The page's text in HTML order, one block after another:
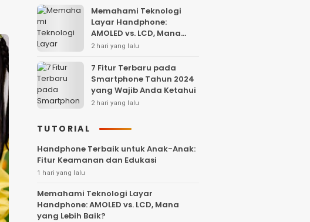
Memahami Teknologi
Layar Handphone:
AMOLED vs. LCD, Mana
yang Lebih Baik?
2 hari yang lalu
7 Fitur Terbaru pada
Smartphone Tahun 2024
yang Wajib Anda Ketahui
2 hari yang lalu
TUTORIAL
Handphone Terbaik untuk Anak-Anak:
Fitur Keamanan dan Edukasi
1 hari yang lalu
Memahami Teknologi Layar
Handphone: AMOLED vs. LCD, Mana
yang Lebih Baik?